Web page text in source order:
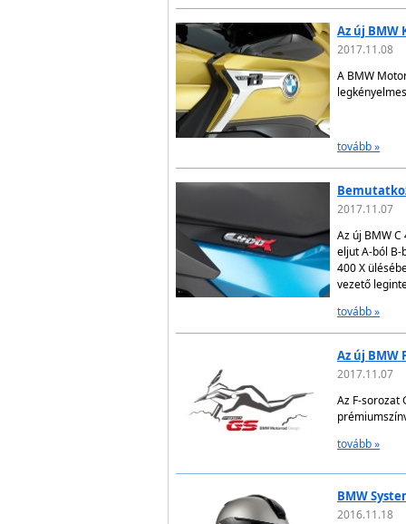
Az új BMW
2017.11.08
A BMW
tovább »
2017.11.07
Az új BMW
eljut A-ból B-
400 X
vezető
tovább »
Az új BMW
2017.11.07
Az F-sorozat
tovább »
BMW
2016.11.18